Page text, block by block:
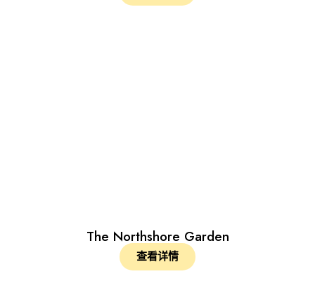
The Northshore Garden
查看详情